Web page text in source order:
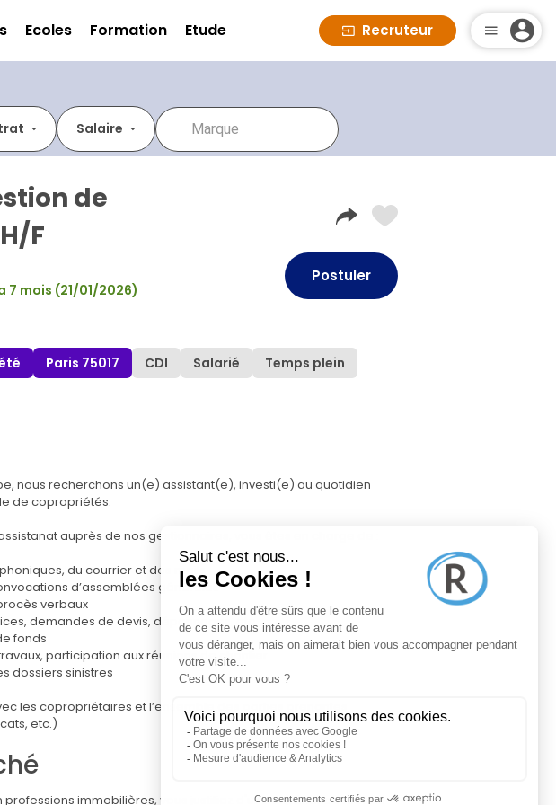
Ecoles Formation Etude Recruteur
Salaire
de
F
7 mois (21/01/2026)
Postuler
Paris 75017 CDI Salarié
Temps plein
nous recherchons un(e) assistant(e), investi(e) au quotidien
de copropriétés.
auprès de nos gestionnaires, vous êtes en charge de :
du courrier et des mails
d’assemblées générales
verbaux
demandes de devis, dépannages, etc.
fonds
participation aux réunions de chantier
dossiers sinistres
les copropriétaires et l’ensemble des parties prenantes
etc.)
immobilières, vous justifiez d'une expérience réussie